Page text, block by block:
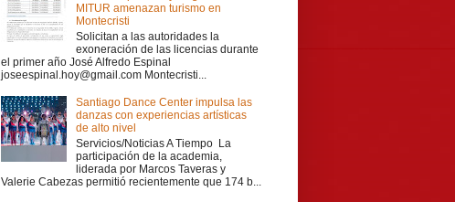
MITUR amenazan turismo en
Montecristi
Solicitan a las autoridades la
exoneración de las licencias durante
el primer año José Alfredo Espinal
joseespinal.hoy@gmail.com Montecristi...
Santiago Dance Center impulsa las
danzas con experiencias artísticas
de alto nivel
Servicios/Noticias A Tiempo La
participación de la academia,
liderada por Marcos Taveras y
Valerie Cabezas permitió recientemente que 174 b...